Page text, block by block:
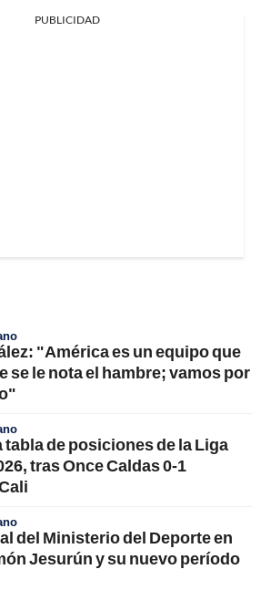
PUBLICIDAD
"América es un equipo que
se le nota el hambre; vamos por
tabla de posiciones de la Liga
tras Once Caldas 0-1
del Ministerio del Deporte en
Jesurún y su nuevo período